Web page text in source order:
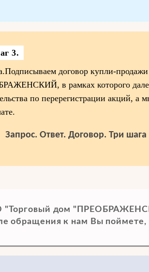
3.
договор купли-
в рамках которого
по перерегистрации акций, а
Запрос. Ответ. Договор. Три
дом
обращения к нам Вы поймете,